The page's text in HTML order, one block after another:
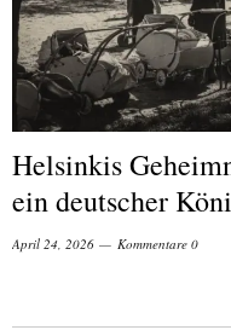
Helsinkis
ein deutscher
April 24, 2026 Kommentare 0